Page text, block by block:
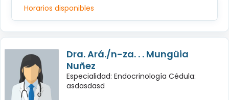
Horarios disponibles
Dra. Ará./n-za. . . Mungüia
Nuñez
Especialidad: Endocrinología Cédula:
asdasdasd